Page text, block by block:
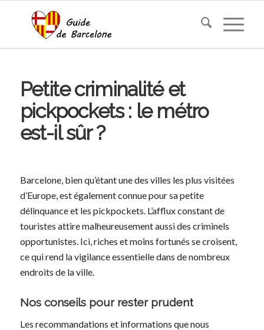
Petite criminalité et
pickpockets : le métro
est-il sûr ?
Barcelone, bien qu’étant une des villes les plus visitées
d’Europe, est également connue pour sa petite
délinquance et les pickpockets. L’afflux constant de
touristes attire malheureusement aussi des criminels
opportunistes. Ici, riches et moins fortunés se croisent,
ce qui rend la vigilance essentielle dans de nombreux
endroits de la ville.
Nos conseils pour rester prudent
Les recommandations et informations que nous